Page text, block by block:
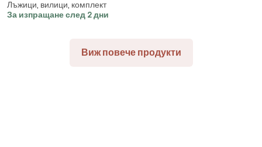
Bohmann BH 5946 MR, 72 бр,
Куфар, Инокс
Лъжици, вилици, комплект
За изпращане след 2 дни
Виж повече продукти